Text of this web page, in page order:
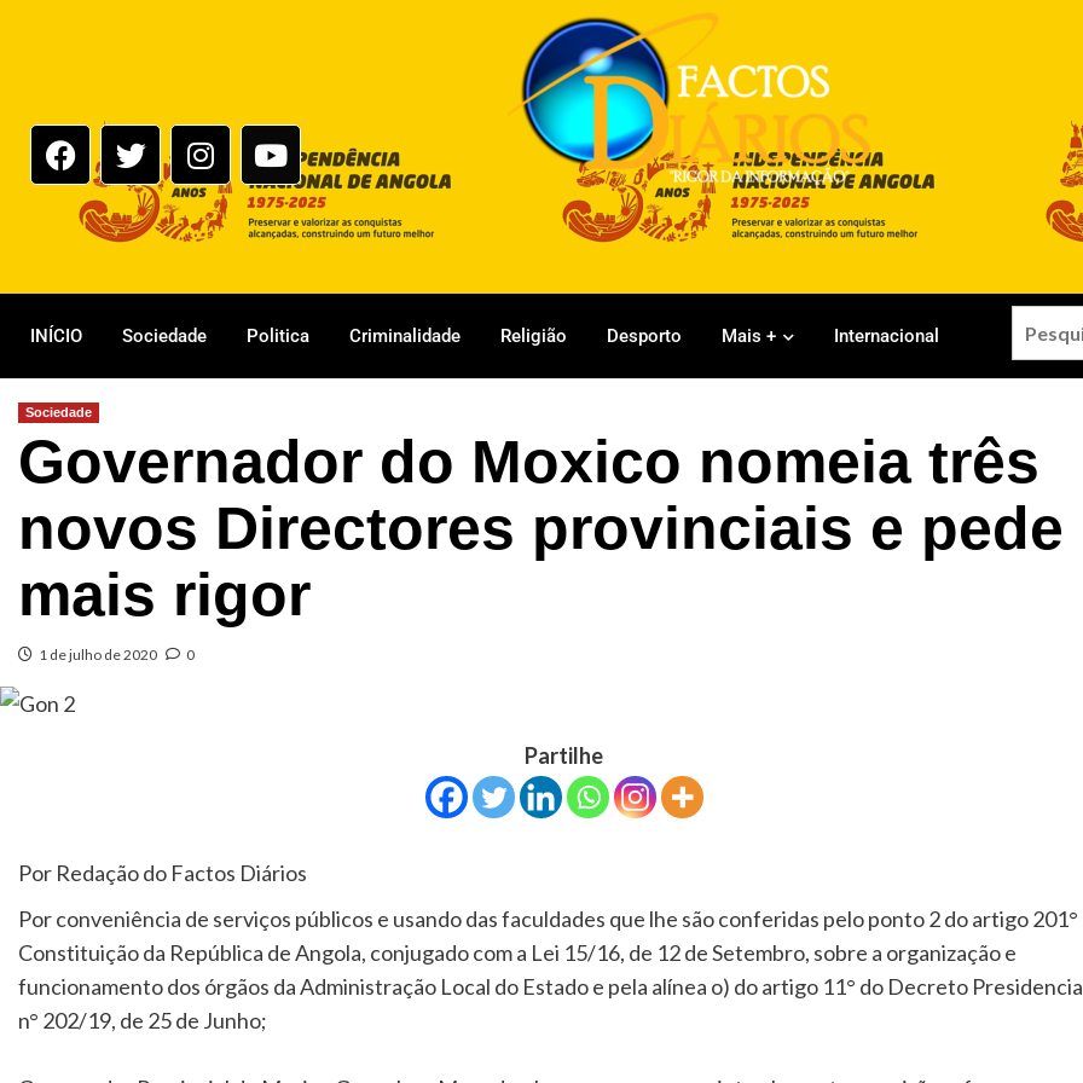
INÍCIO Sociedade Politica Criminalidade Religião Desporto Mais + Internacional
Sociedade
Governador do Moxico nomeia três
novos Directores provinciais e pede
mais rigor
1 de julho de 2020 0
Partilhe
Por Redação do Factos Diários
Por conveniência de serviços públicos e usando das faculdades que lhe são conferidas pelo ponto 2 do artigo 201°
Constituição da República de Angola, conjugado com a Lei 15/16, de 12 de Setembro, sobre a organização e
funcionamento dos órgãos da Administração Local do Estado e pela alínea o) do artigo 11° do Decreto
n° 202/19, de 25 de Junho;